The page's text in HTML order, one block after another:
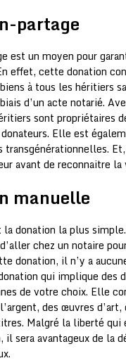
partage
est un moyen pour
effet, cette donation
à tous les héritiers
d’un acte notarié.
sont propriétaires
Elle est
transgénérationnelles.
avant de reconnaitre la
manuelle
donation la plus
chez un notaire
donation, il n’y a
qui implique des
de votre choix. Elle
des œuvres d’art,
Malgré la liberté qui
il sera avantageux de la